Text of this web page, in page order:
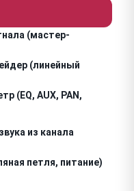
(мастер-
(линейный
(EQ, AUX, PAN,
из канала
петля, питание)